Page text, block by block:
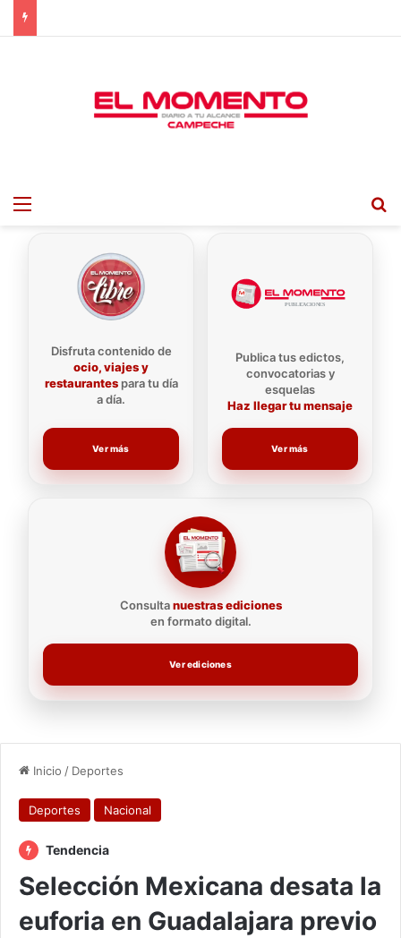
Menu
Disfruta contenido de
ocio, viajes y
restaurantespara tu día
a día.
Ver más
Consultanuestras ediciones
en formato digital.
Ver ediciones
Publica tus edictos,
convocatorias y
esquelas
Haz llegar tu mensaje
Ver más
Inicio / Deportes
Deportes Nacional
Tendencia
Selección Mexicana desata la
euforia en Guadalajara previo